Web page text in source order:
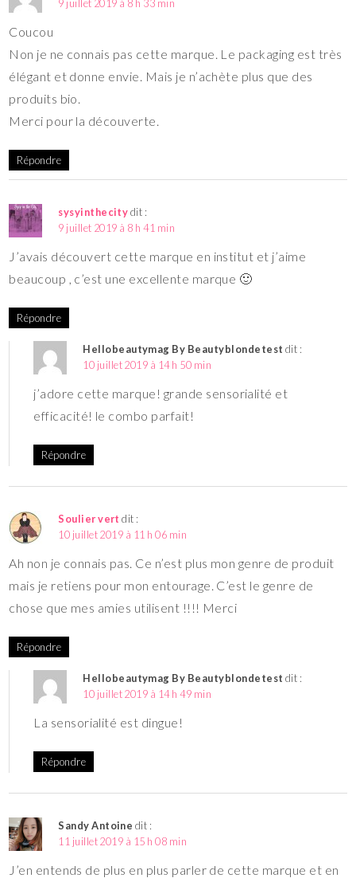
9 juillet 2019 à 8 h 33 min
Coucou
Non je ne connais pas cette marque. Le packaging est très
élégant et donne envie. Mais je n’achète plus que des
produits bio.
Merci pour la découverte.
Répondre
sysyinthecitydit :
9 juillet 2019 à 8 h 41 min
J’avais découvert cette marque en institut et j’aime
beaucoup , c’est une excellente marque 🙂
Répondre
Hellobeautymag By Beautyblondetest dit :
10 juillet 2019 à 14 h 50 min
j’adore cette marque! grande sensorialité et
efficacité! le combo parfait!
Répondre
Soulier vert dit :
10 juillet 2019 à 11 h 06 min
Ah non je connais pas. Ce n’est plus mon genre de produit
mais je retiens pour mon entourage. C’est le genre de
chose que mes amies utilisent !!!! Merci
Répondre
Hellobeautymag By Beautyblondetest dit :
10 juillet 2019 à 14 h 49 min
La sensorialité est dingue!
Répondre
Sandy Antoine dit :
11 juillet 2019 à 15 h 08 min
J’en entends de plus en plus parler de cette marque et en